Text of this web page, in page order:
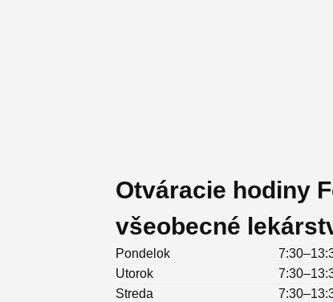
Otváracie hodiny
všeobecné
Pondelok
Utorok
Streda